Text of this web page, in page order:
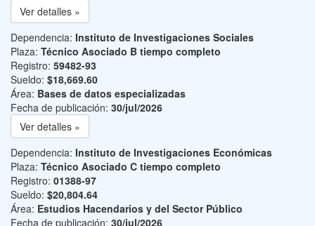
Ver detalles »
Dependencia: Instituto de Investigaciones Sociales
Plaza: Técnico Asociado B tiempo completo
Registro: 59482-93
Sueldo: $18,669.60
Área: Bases de datos especializadas
Fecha de publicación: 30/jul/2026
Ver detalles »
Dependencia: Instituto de Investigaciones Económicas
Plaza: Técnico Asociado C tiempo completo
Registro: 01388-97
Sueldo: $20,804.64
Área: Estudios Hacendarios y del Sector Público
Fecha de publicación: 30/jul/2026